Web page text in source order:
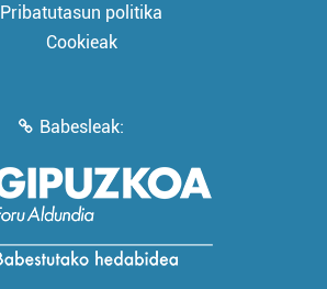
Pribatutasun politika
Cookieak
Babesleak: